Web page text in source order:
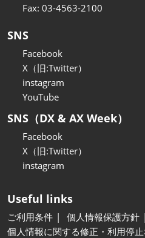
Fax: 03-4563-2100
SNS
Facebook
X（旧:Twitter）
instagram
YouTube
SNS（DX & AX Week）
Facebook
X（旧:Twitter）
instagram
Useful links
ご利用条件
個人情報保護方針
個人情報に関する修正・利用停